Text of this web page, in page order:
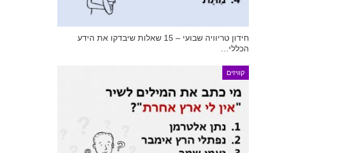
חידון טריוויה שבועי – 15 שאלות שיבדקו את הידע
הכללי…
קוויזים